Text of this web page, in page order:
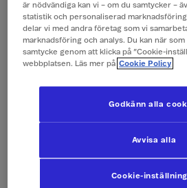
Hur ser en typisk dag ut
trainee, och vilka är dina
inkluderar en typisk dag
är nödvändiga kan vi – om du samtycker –
statistik och personaliserad
delar vi med andra företag som vi
marknadsföring och analys. Du kan när
samtycke genom att klicka på ”Cookie-
webbplatsen. Läs mer på Cookie Policy
Cookie-
Avvisa alla
Godkänn alla